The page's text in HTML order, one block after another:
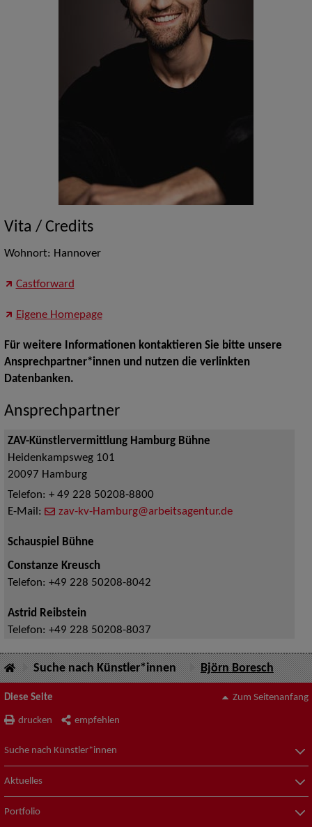
Vita / Credits
Wohnort: Hannover
Castforward
Eigene Homepage
Für weitere Informationen kontaktieren Sie bitte unsere
Ansprechpartner*innen und nutzen die verlinkten
Datenbanken.
Ansprechpartner
ZAV-Künstlervermittlung Hamburg Bühne
Heidenkampsweg 101
20097 Hamburg
Telefon: + 49 228 50208-8800
E-Mail:
zav-kv-Hamburg@arbeitsagentur.de
Schauspiel Bühne
Constanze Kreusch
Telefon: +49 228 50208-8042
Astrid Reibstein
Telefon: +49 228 50208-8037
Suche nach Künstler*innen Björn Boresch
Diese Seite
drucken empfehlen
Zum Seitenanfang
Suche nach Künstler*innen
Aktuelles
Portfolio